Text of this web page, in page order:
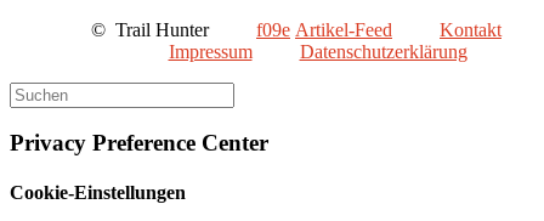
© Trail Hunter Artikel-Feed
Kontakt
Impressum
Datenschutzerklärung
Privacy Preference Center
Cookie-Einstellungen